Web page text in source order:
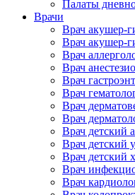
Палаты
Врачи
Врач акушер-
Врач акушер-
Врач
Врач
Врач
Врач
Врач
Врач
Врач детский
Врач детский
Врач детский
Врач
Врач